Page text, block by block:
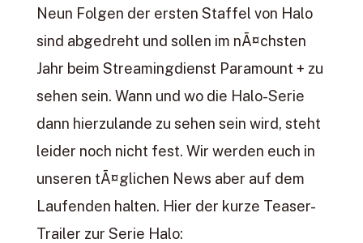
Neun Folgen der ersten Staffel von Halo
sind abgedreht und sollen im nÃ¤chsten
Jahr beim Streamingdienst Paramount + zu
sehen sein. Wann und wo die Halo-Serie
dann hierzulande zu sehen sein wird, steht
leider noch nicht fest. Wir werden euch in
unseren tÃ¤glichen News aber auf dem
Laufenden halten. Hier der kurze Teaser-
Trailer zur Serie Halo: